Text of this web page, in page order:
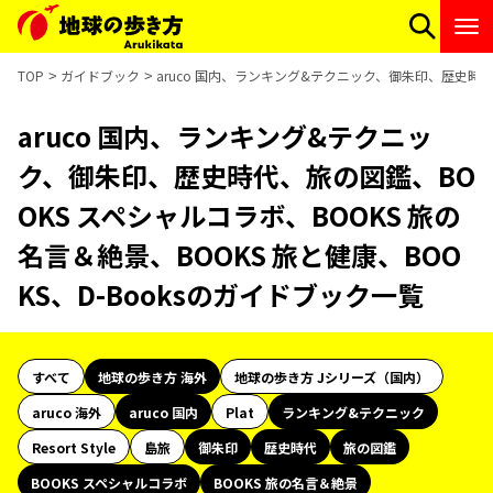
TOP ガイドブック aruco 国内、ランキング&テクニック、御朱印、歴史時
aruco 国内、ランキング&テクニッ
ク、御朱印、歴史時代、旅の図鑑、BO
OKS スペシャルコラボ、BOOKS 旅の
名言＆絶景、BOOKS 旅と健康、BOO
KS、D-Booksのガイドブック一覧
すべて 地球の歩き方 海外
地球の歩き方 Jシリーズ（国内）
aruco 海外
aruco 国内 Plat
ランキング&テクニック
Resort Style
島旅 御朱印 歴史時代
旅の図鑑
BOOKS スペシャルコラボ
BOOKS 旅の名言＆絶景